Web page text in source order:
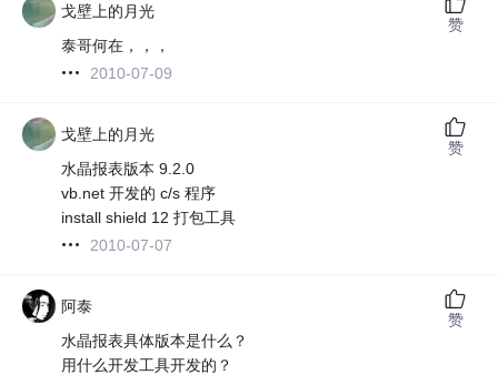
戈壁上的月光
泰哥何在，，，
2010-07-09
赞
戈壁上的月光
水晶报表版本 9.2.0
vb.net 开发的 c/s 程序
install shield 12 打包工具
2010-07-07
赞
阿泰
水晶报表具体版本是什么？
用什么开发工具开发的？
赞